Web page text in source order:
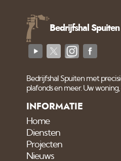
Bedrijfshal Spuiten
Bedrijfshal Spuiten met
plafonds en meer. Uw woning,
INFORMATIE
Home
Diensten
Projecten
Nieuws